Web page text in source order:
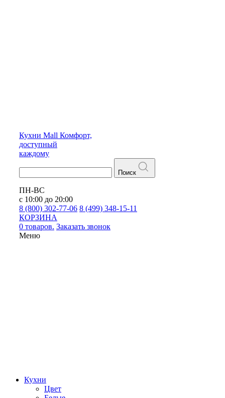
Кухни Mall Комфорт,
доступный
каждому
Поиск
ПН-ВС
с 10:00 до 20:00
8 (800) 302-77-06 8 (499) 348-15-11
КОРЗИНА
0 товаров. Заказать звонок
Меню
Кухни
Цвет